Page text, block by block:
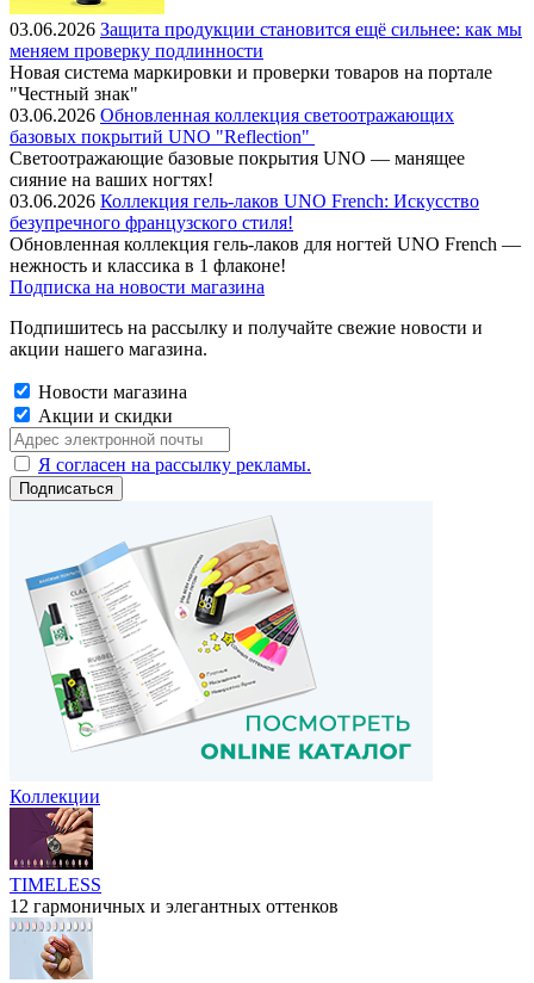
03.06.2026 Защита продукции становится ещё сильнее: как мы
меняем проверку подлинности
Новая система маркировки и проверки товаров на портале
"Честный знак"
03.06.2026 Обновленная коллекция светоотражающих
базовых покрытий UNO "Reflection"
Cветоотражающие базовые покрытия UNO — манящее
сияние на ваших ногтях!
03.06.2026 Коллекция гель-лаков UNO French: Искусство
безупречного французского стиля!
Обновленная коллекция гель-лаков для ногтей UNO French —
нежность и классика в 1 флаконе!
Подписка на новости магазина
Подпишитесь на рассылку и получайте свежие новости и
акции нашего магазина.
Новости магазина
Акции и скидки
Я согласен на рассылку рекламы.
Коллекции
TIMELESS
12 гармоничных и элегантных оттенков